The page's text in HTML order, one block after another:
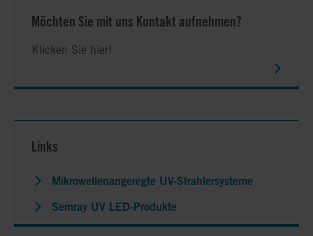
Möchten Sie mit uns Kontakt aufnehmen?
Klicken Sie hier!
Links
Mikrowellenangeregte UV-Strahlersysteme
Semray UV LED-Produkte